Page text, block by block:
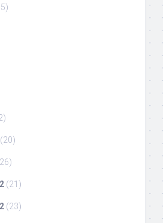
(20)
(21)
(23)